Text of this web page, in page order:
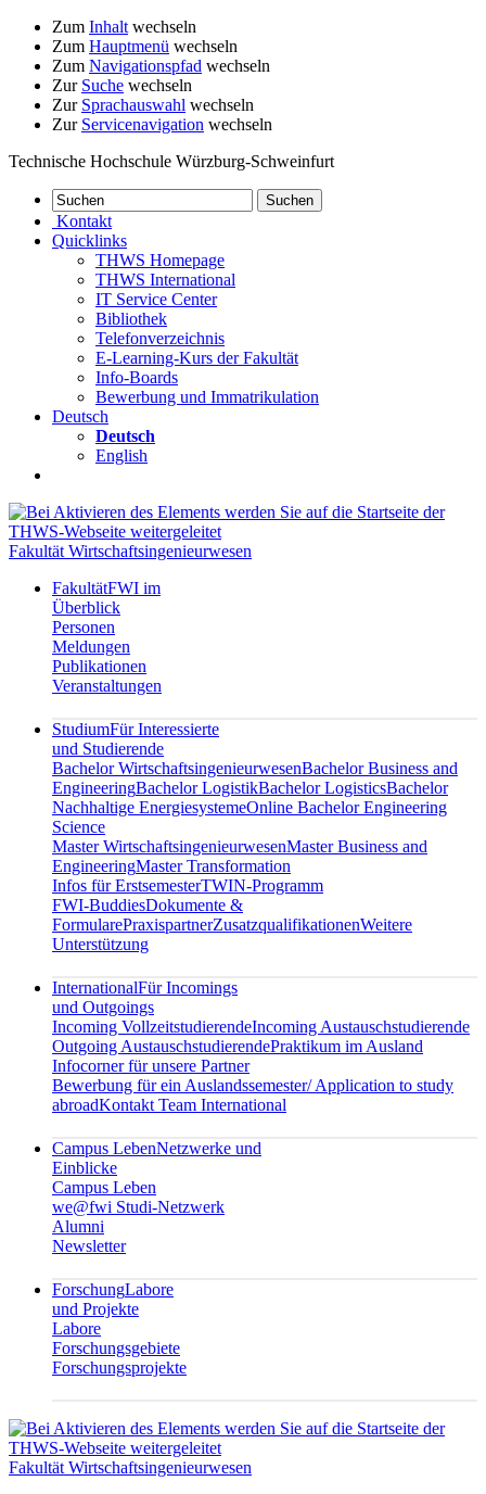
Zum Inhalt wechseln
Zum Hauptmenü wechseln
Zum Navigationspfad wechseln
Zur Suche wechseln
Zur Sprachauswahl wechseln
Zur Servicenavigation wechseln
Technische Hochschule Würzburg-Schweinfurt
Kontakt
Quicklinks
THWS Homepage
THWS International
IT Service Center
Bibliothek
Telefonverzeichnis
E-Learning-Kurs der Fakultät
Info-Boards
Bewerbung und Immatrikulation
Deutsch
Deutsch
English
Fakultät Wirtschaftsingenieurwesen
FakultätFWI im
Überblick
Personen
Meldungen
Publikationen
Veranstaltungen
StudiumFür Interessierte
und Studierende
Bachelor WirtschaftsingenieurwesenBachelor Business and
EngineeringBachelor LogistikBachelor LogisticsBachelor
Nachhaltige EnergiesystemeOnline Bachelor Engineering
Science
Master WirtschaftsingenieurwesenMaster Business and
EngineeringMaster Transformation
Infos für ErstsemesterTWIN-Programm
FWI-BuddiesDokumente &
FormularePraxispartnerZusatzqualifikationenWeitere
Unterstützung
InternationalFür Incomings
und Outgoings
Incoming VollzeitstudierendeIncoming Austauschstudierende
Outgoing AustauschstudierendePraktikum im Ausland
Infocorner für unsere Partner
Bewerbung für ein Auslandssemester/ Application to study
abroadKontakt Team International
Campus LebenNetzwerke und
Einblicke
Campus Leben
we@fwi Studi-Netzwerk
Alumni
Newsletter
ForschungLabore
und Projekte
Labore
Forschungsgebiete
Forschungsprojekte
Fakultät Wirtschaftsingenieurwesen